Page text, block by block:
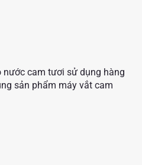
nước cam tươi sử dụng hàng
sản phẩm máy vắt cam